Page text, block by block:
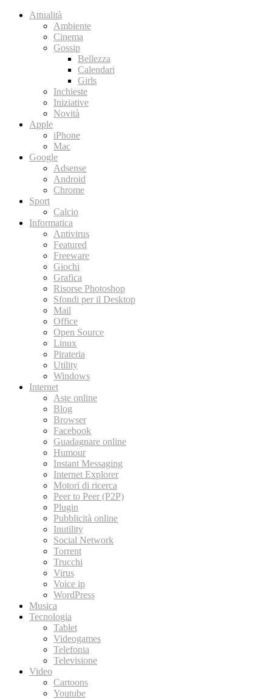
Attualità
Ambiente
Cinema
Gossip
Bellezza
Calendari
Girls
Inchieste
Iniziative
Novità
Apple
iPhone
Mac
Google
Adsense
Android
Chrome
Sport
Calcio
Informatica
Antivirus
Featured
Freeware
Giochi
Grafica
Risorse Photoshop
Sfondi per il Desktop
Mail
Office
Open Source
Linux
Pirateria
Utility
Windows
Internet
Aste online
Blog
Browser
Facebook
Guadagnare online
Humour
Instant Messaging
Internet Explorer
Motori di ricerca
Peer to Peer (P2P)
Plugin
Pubblicità online
Inutility
Social Network
Torrent
Trucchi
Virus
Voice ip
WordPress
Musica
Tecnologia
Tablet
Videogames
Telefonia
Televisione
Video
Cartoons
Youtube